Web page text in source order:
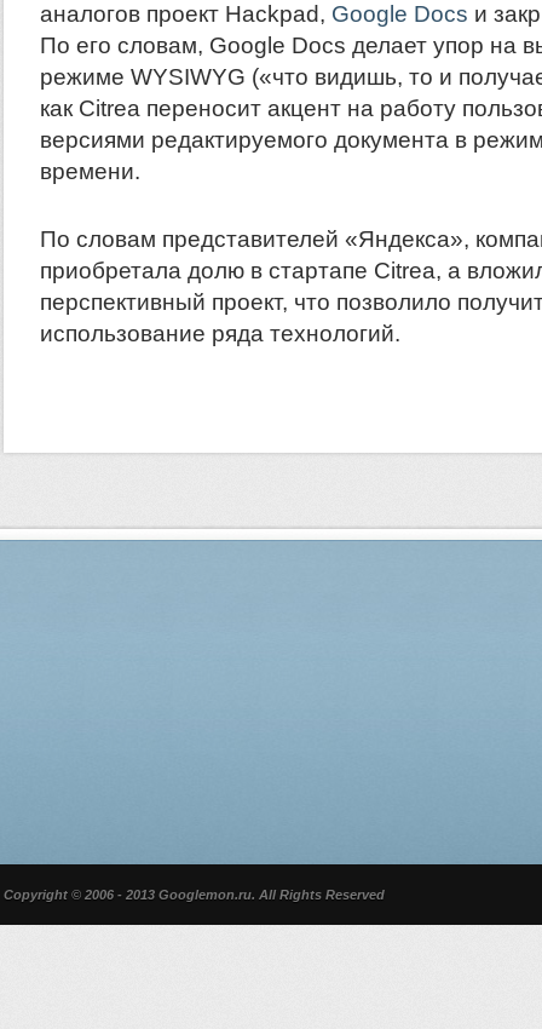
аналогов проект Hackpad, Google Docs и
По его словам, Google Docs делает упор на
режиме WYSIWYG («что видишь, то и
как Citrea переносит акцент на работу
версиями редактируемого документа в
времени.
По словам представителей «Яндекса»,
приобретала долю в стартапе Citrea, а
перспективный проект, что позволило
использование ряда технологий.
Copyright © 2006 - 2013 Googlemon.ru. All Rights Reserved